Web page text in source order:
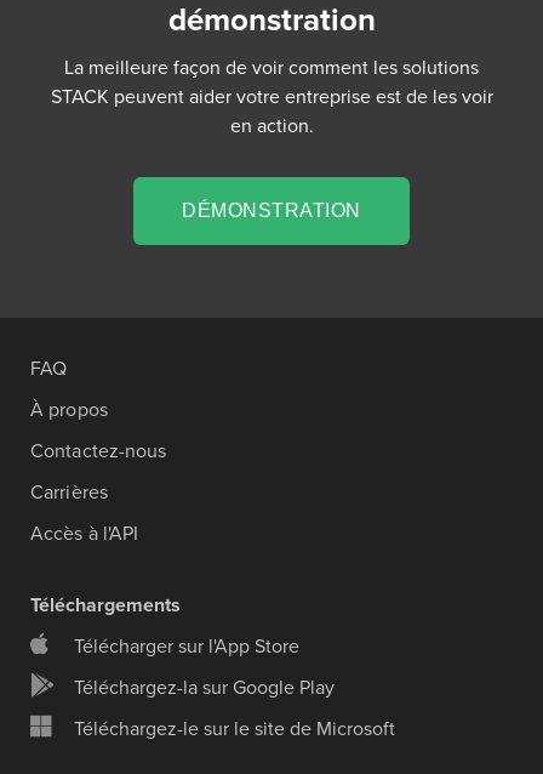
démonstration
La meilleure façon de voir comment les solutions
STACK peuvent aider votre entreprise est de les voir
en action.
DÉMONSTRATION
FAQ
À propos
Contactez-nous
Carrières
Accès à l'API
Téléchargements
Télécharger sur l'App Store
Téléchargez-la sur Google Play
Téléchargez-le sur le site de Microsoft